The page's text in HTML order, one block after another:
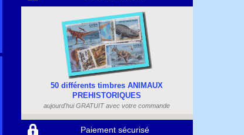
50 différents timbres ANIMAUX
PREHISTORIQUES
aujourd'hui GRATUIT avec votre commande
Paiement sécurisé